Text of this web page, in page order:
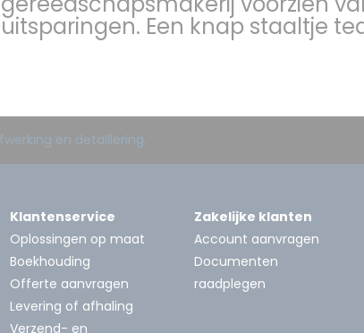
uitsparingen. Een knap staaltje
Klantenservice
Oplossingen op maat
Boekhouding
Offerte aanvragen
Levering of afhaling
Verzend- en
Zakelijke klanten
Account aanvragen
Documenten
raadplegen